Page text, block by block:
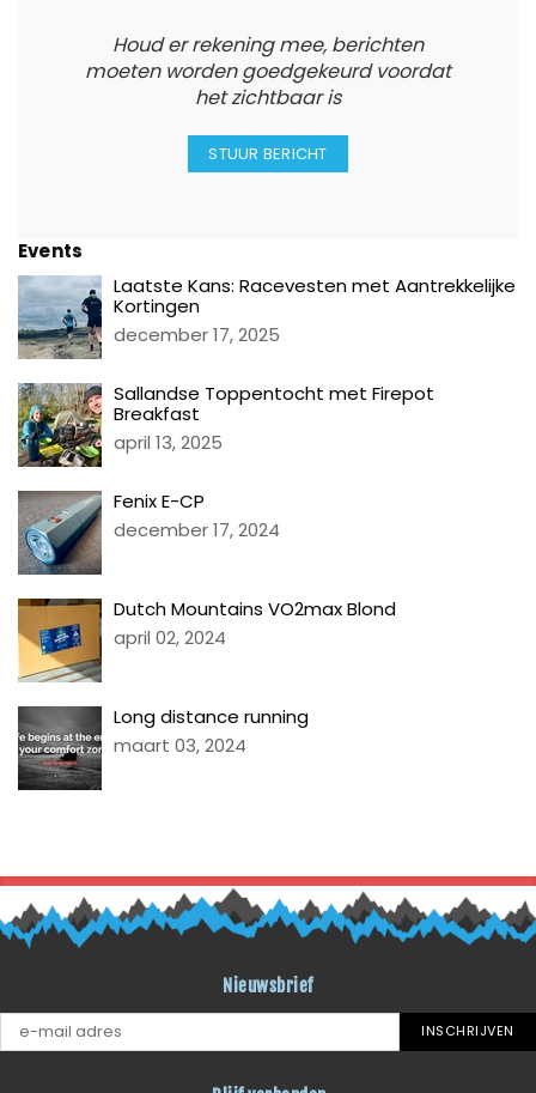
Houd er rekening mee, berichten
moeten worden goedgekeurd voordat
het zichtbaar is
Events
Laatste Kans: Racevesten met Aantrekkelijke
Kortingen
december 17, 2025
Sallandse Toppentocht met Firepot
Breakfast
april 13, 2025
Fenix E-CP
december 17, 2024
Dutch Mountains VO2max Blond
april 02, 2024
Long distance running
maart 03, 2024
TERUG NAAR BLOG LITI
Nieuwsbrief
INSCHRIJVEN